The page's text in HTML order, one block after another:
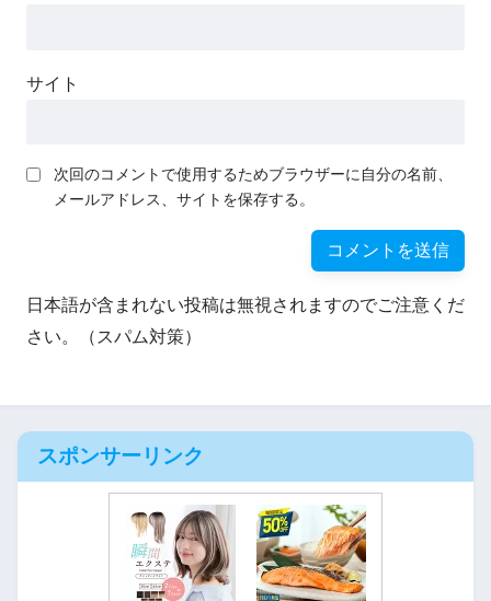
サイト
次回のコメントで使用するためブラウザーに自分の名前、
メールアドレス、サイトを保存する。
日本語が含まれない投稿は無視されますのでご注意くだ
さい。（スパム対策）
スポンサーリンク